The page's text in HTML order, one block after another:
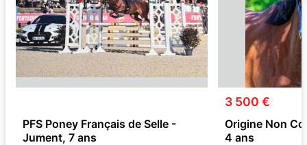
PFS Poney Français de Selle -
Jument, 7 ans
3 500 €
Origine Non
4 ans